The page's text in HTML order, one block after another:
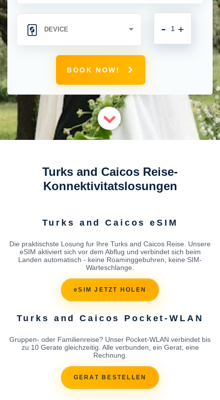
+
-
BOOK NOW!
Turks and Caicos Reise-
Konnektivitatslosungen
Turks and Caicos eSIM
Die praktischste Losung fur Ihre Turks and Caicos Reise. Unsere
eSIM aktiviert sich vor dem Abflug und verbindet sich beim
Landen automatisch - keine Roaminggebuhren, keine SIM-
Warteschlange.
eSIM JETZT HOLEN
Turks and Caicos Pocket-WLAN
Gruppen- oder Familienreise? Unser Pocket-WLAN verbindet bis
zu 10 Gerate gleichzeitig. Alle verbunden, ein Gerat, eine
Rechnung.
GERAT BESTELLEN